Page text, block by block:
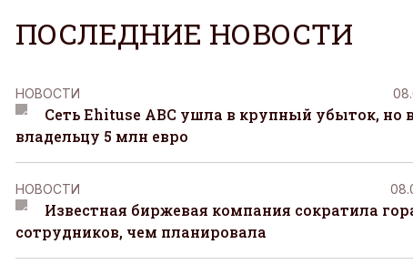
ПОСЛЕДНИЕ НОВОСТИ
НОВОСТИ
Сеть Ehituse ABC ушла в крупный убыток, но
владельцу 5 млн евро
НОВОСТИ
Известная биржевая компания сократила
сотрудников, чем планировала